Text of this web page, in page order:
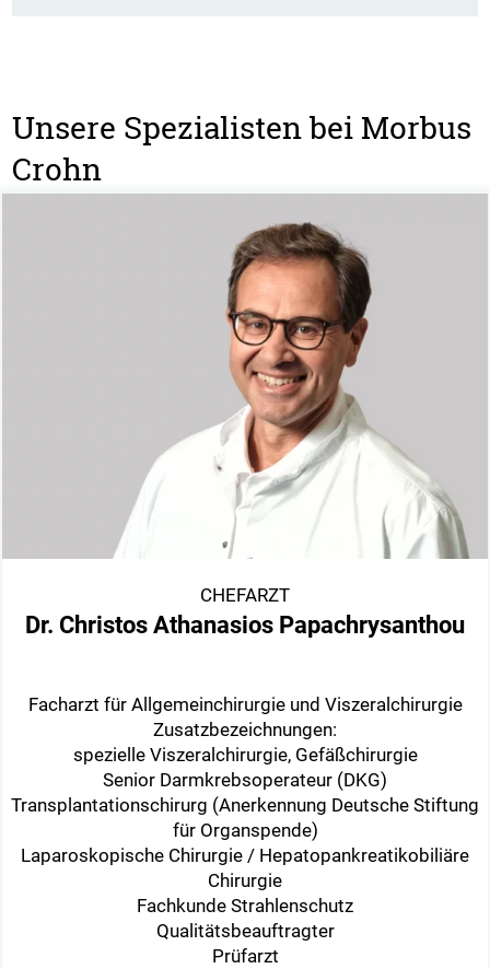
Unsere Spezialisten bei Morbus
Crohn
CHEFARZT
Dr. Christos Athanasios Papachrysanthou
Facharzt für Allgemeinchirurgie und Viszeralchirurgie
Zusatzbezeichnungen:
spezielle Viszeralchirurgie, Gefäßchirurgie
Senior Darmkrebsoperateur (DKG)
Transplantationschirurg (Anerkennung Deutsche Stiftung
für Organspende)
Laparoskopische Chirurgie / Hepatopankreatikobiliäre
Chirurgie
Fachkunde Strahlenschutz
Qualitätsbeauftragter
Prüfarzt